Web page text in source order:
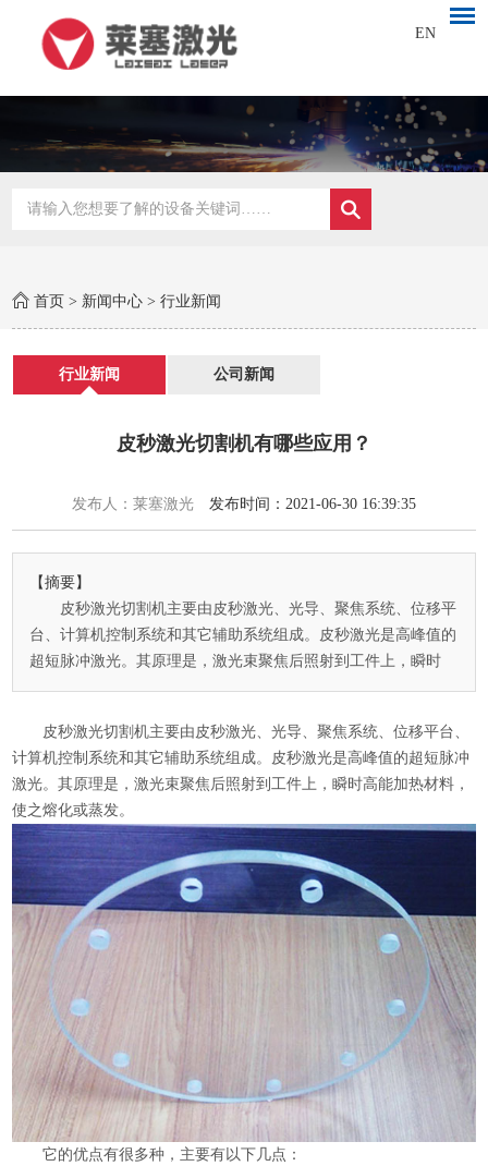
EN
首页 > 新闻中心 >行业新闻
行业新闻 公司新闻
皮秒激光切割机有哪些应用？
发布人：莱塞激光 发布时间：2021-06-30 16:39:35
【摘要】
皮秒激光切割机主要由皮秒激光、光导、聚焦系统、位移平
台、计算机控制系统和其它辅助系统组成。皮秒激光是高峰值的
超短脉冲激光。其原理是，激光束聚焦后照射到工件上，瞬时
皮秒激光切割机主要由皮秒激光、光导、聚焦系统、位移平台、
计算机控制系统和其它辅助系统组成。皮秒激光是高峰值的超短脉冲
激光。其原理是，激光束聚焦后照射到工件上，瞬时高能加热材料，
使之熔化或蒸发。
它的优点有很多种，主要有以下几点：